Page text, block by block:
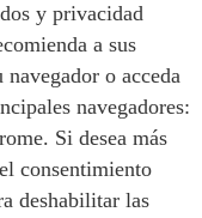
y privacidad
a sus
o acceda
navegadores:
Si desea más
consentimiento
deshabilitar las